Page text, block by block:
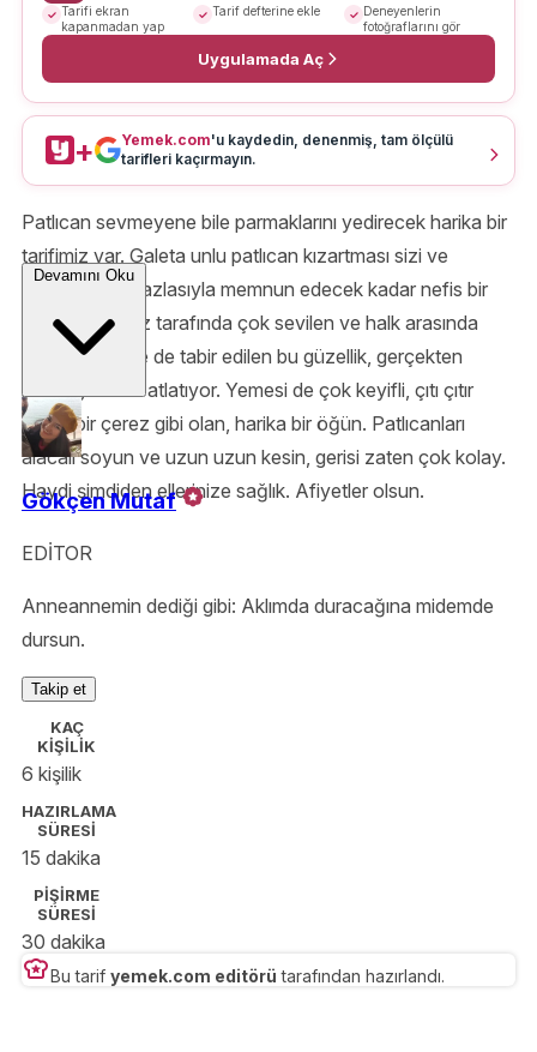
Tarifi ekran
kapanmadan yap
Tarif defterine ekle
Deneyenlerin
fotoğraflarını gör
Uygulamada Aç
+ Yemek.com'u kaydedin, denenmiş, tam ölçülü
tarifleri kaçırmayın.
Patlıcan sevmeyene bile parmaklarını yedirecek harika bir
tarifimiz var. Galeta unlu patlıcan kızartması sizi ve
sevdiklerinizi fazlasıyla memnun edecek kadar nefis bir
tarif. Karadeniz tarafında çok sevilen ve halk arasında
fakir balığı diye de tabir edilen bu güzellik, gerçekten
lezzetiyle sınıf atlatıyor. Yemesi de çok keyifli, çıtı çıtır
adeta bir çerez gibi olan, harika bir öğün. Patlıcanları
alacalı soyun ve uzun uzun kesin, gerisi zaten çok kolay.
Haydi şimdiden ellerinize sağlık. Afiyetler olsun.
Devamını Oku
Gökçen Mutaf
EDİTOR
Anneannemin dediği gibi: Aklımda duracağına midemde
dursun.
Takip et
KAÇ
KİŞİLİK
6 kişilik
HAZIRLAMA
SÜRESİ
15 dakika
PİŞİRME
SÜRESİ
30 dakika
Bu tarif yemek.com editörü tarafından hazırlandı.